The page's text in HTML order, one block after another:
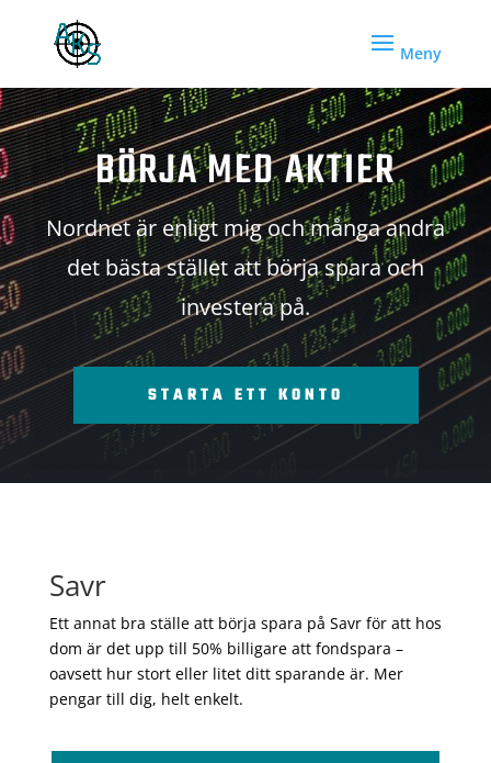
BÖRJA MED AKTIER
Nordnet är enligt mig och många andra
det bästa stället att börja spara och
investera på.
STARTA ETT KONTO
Savr
Ett annat bra ställe att börja spara på Savr för att hos
dom är det upp till 50% billigare att fondspara –
oavsett hur stort eller litet ditt sparande är. Mer
pengar till dig, helt enkelt.